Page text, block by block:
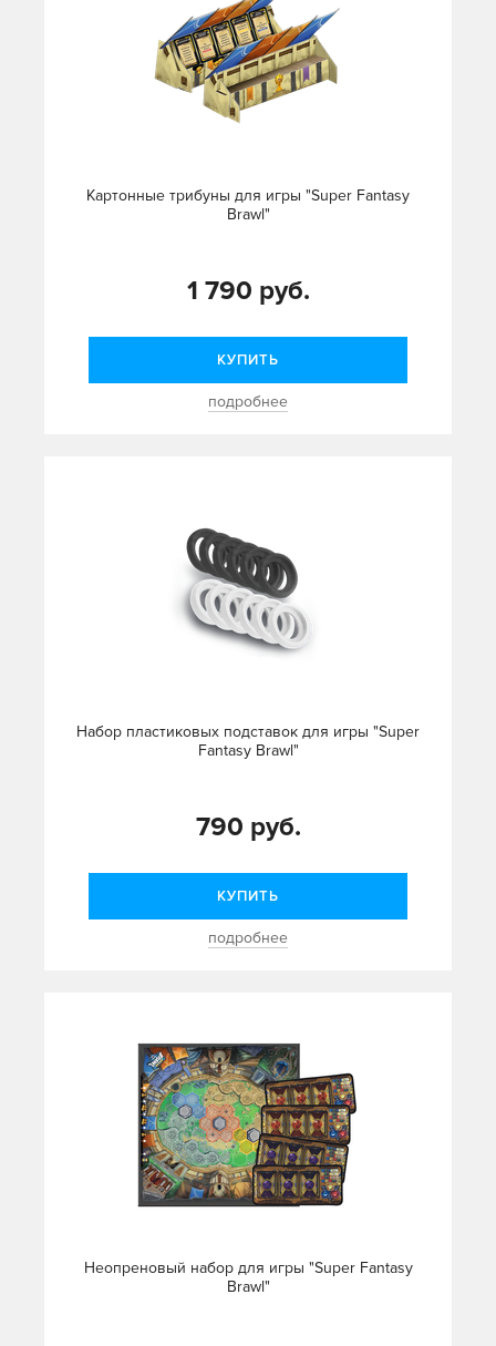
Картонные трибуны для игры "Super Fantasy
Brawl"
1 790 руб.
КУПИТЬ
подробнее
Набор пластиковых подставок для игры "Super
Fantasy Brawl"
790 руб.
КУПИТЬ
подробнее
Неопреновый набор для игры "Super Fantasy
Brawl"